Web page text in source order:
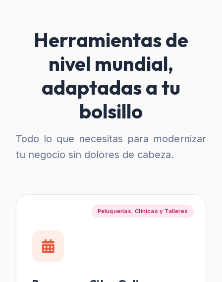
Herramientas de
nivel mundial,
adaptadas a tu
bolsillo
Todo lo que necesitas para modernizar
tu negocio sin dolores de cabeza.
Peluquerías, Clínicas y Talleres